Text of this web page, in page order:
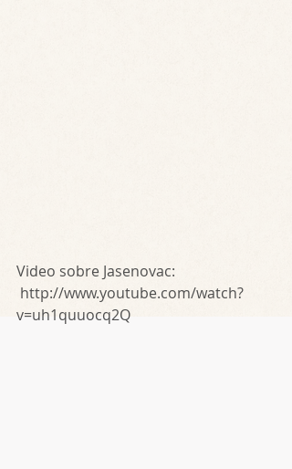
Video sobre Jasenovac:
v=uh1quuocq2Q